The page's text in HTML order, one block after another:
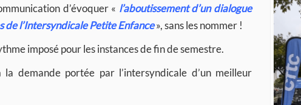
d’évoquer « l’aboutissement d’un dialogue
de l’Intersyndicale Petite Enfance», sans les nommer !
imposé pour les instances de fin de semestre.
demande portée par l’intersyndicale d’un meilleur